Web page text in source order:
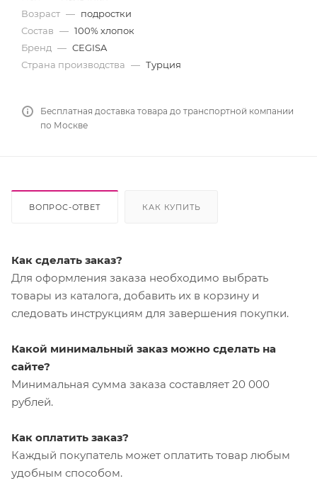
Возраст — подростки
Состав — 100% хлопок
Бренд — CEGISA
Страна производства — Турция
Бесплатная доставка товара до транспортной компании
по Москве
ВОПРОС-ОТВЕТ КАК КУПИТЬ
Как сделать заказ?
Для оформления заказа необходимо выбрать
товары из каталога, добавить их в корзину и
следовать инструкциям для завершения покупки.
Какой минимальный заказ можно сделать на
сайте?
Минимальная сумма заказа составляет 20 000
рублей.
Как оплатить заказ?
Каждый покупатель может оплатить товар любым
удобным способом.